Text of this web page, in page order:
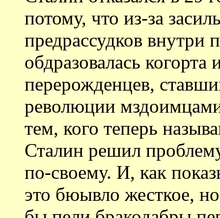
потому, что из-за
предрассудков внутри
обдразовалась
перерожденцев,
революции
тем, кого теперь
Сталин решил
по-своему. И, как
это бюывло жесткое,